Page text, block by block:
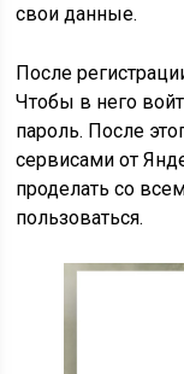
свои данные.
После
Чтобы в него
пароль. После
сервисами от
проделать со
пользоваться.